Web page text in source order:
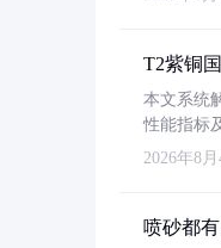
T2紫铜
本文系统
性能指标
2026年8月
喷砂都